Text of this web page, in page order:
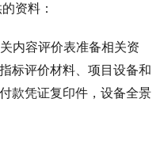
资料：
内容评价表准备相关资
标评价材料、项目设备和
款凭证复印件，设备全景